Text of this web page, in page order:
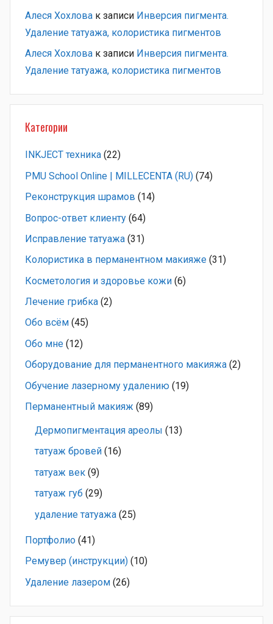
Алеся Хохлова к записи Инверсия пигмента.
Удаление татуажа, колористика пигментов
Алеся Хохлова к записи Инверсия пигмента.
Удаление татуажа, колористика пигментов
Категории
INKJECT техника (22)
PMU School Online | MILLECENTA (RU) (74)
Pеконструкция шрамов (14)
Вопрос-ответ клиенту (64)
Исправление татуажа (31)
Колористика в перманентном макияже (31)
Косметология и здоровье кожи (6)
Лечение грибка (2)
Обо всём (45)
Обо мне (12)
Оборудование для перманентного макияжа (2)
Обучение лазерному удалению (19)
Перманентный макияж (89)
Дермопигментация ареолы (13)
татуаж бровей (16)
татуаж век (9)
татуаж губ (29)
удаление татуажа (25)
Портфолио (41)
Ремувер (инструкции) (10)
Удаление лазером (26)